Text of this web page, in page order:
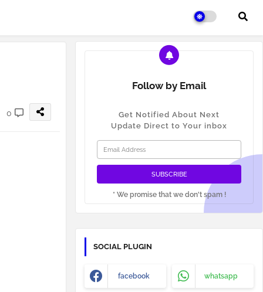
0
Follow by Email
Get Notified About Next
Update Direct to Your inbox
* We promise that we don't spam !
SOCIAL PLUGIN
facebook whatsapp